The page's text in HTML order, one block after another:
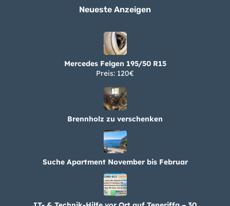
Mercedes Felgen 195/50 R15
Preis: 120€
Brennholz zu verschenken
Suche Apartment November bis Februar
IT- & Technik-Hilfe vor Ort auf Teneriffa – 30